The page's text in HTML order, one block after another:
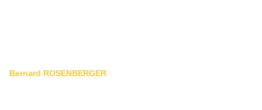
Bernard ROSENBERGER